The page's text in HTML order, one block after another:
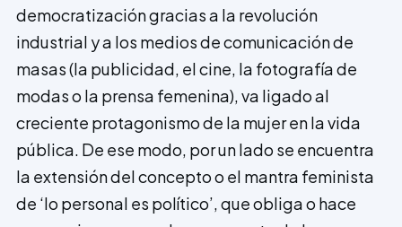
democratización gracias a la revolución
industrial y a los medios de comunicación de
masas (la publicidad, el cine, la fotografía de
modas o la prensa femenina), va ligado al
creciente protagonismo de la mujer en la vida
pública. De ese modo, por un lado se encuentra
la extensión del concepto o el mantra feminista
de ‘lo personal es político’, que obliga o hace